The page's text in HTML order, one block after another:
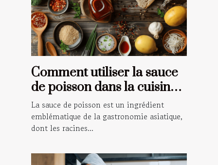
Comment utiliser la sauce
de poisson dans la cuisine
traditionnelle asiatique
La sauce de poisson est un ingrédient
emblématique de la gastronomie asiatique,
dont les racines...